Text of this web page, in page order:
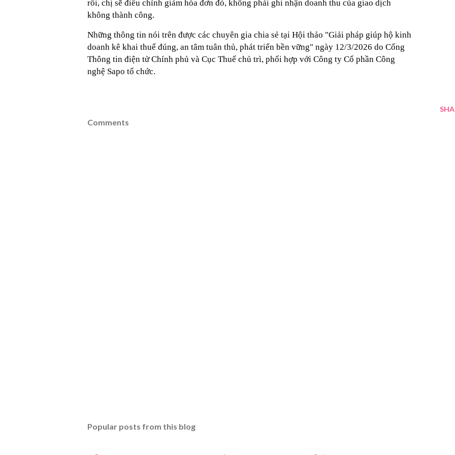
rồi, chị sẽ điều chỉnh giảm hóa đơn đó, không phải ghi nhận doanh thu của giao dịch
không thành công.
Những thông tin nói trên được các chuyên gia chia sẻ tại Hội thảo "Giải pháp giúp hộ kinh
doanh kê khai thuế đúng, an tâm tuân thủ, phát triển bền vững" ngày 12/3/2026 do Cổng
Thông tin điện tử Chính phủ và Cục Thuế chủ trì, phối hợp với Công ty Cổ phần Công
nghệ Sapo tổ chức.
Comments
Popular posts from this blog